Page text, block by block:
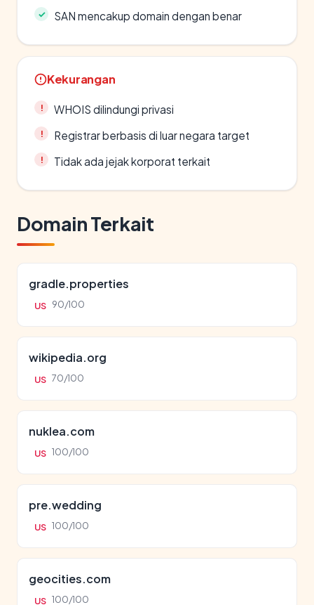
SAN mencakup domain dengan benar
Kekurangan
WHOIS dilindungi privasi
Registrar berbasis di luar negara target
Tidak ada jejak korporat terkait
Domain Terkait
gradle.properties
US 90/100
wikipedia.org
US 70/100
nuklea.com
US 100/100
pre.wedding
US 100/100
geocities.com
US 100/100